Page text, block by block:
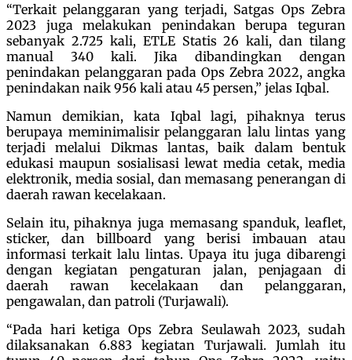
“Terkait pelanggaran yang terjadi, Satgas Ops Zebra
2023 juga melakukan penindakan berupa teguran
sebanyak 2.725 kali, ETLE Statis 26 kali, dan tilang
manual 340 kali. Jika dibandingkan dengan
penindakan pelanggaran pada Ops Zebra 2022, angka
penindakan naik 956 kali atau 45 persen,” jelas Iqbal.
Namun demikian, kata Iqbal lagi, pihaknya terus
berupaya meminimalisir pelanggaran lalu lintas yang
terjadi melalui Dikmas lantas, baik dalam bentuk
edukasi maupun sosialisasi lewat media cetak, media
elektronik, media sosial, dan memasang penerangan di
daerah rawan kecelakaan.
Selain itu, pihaknya juga memasang spanduk, leaflet,
sticker, dan billboard yang berisi imbauan atau
informasi terkait lalu lintas. Upaya itu juga dibarengi
dengan kegiatan pengaturan jalan, penjagaan di
daerah rawan kecelakaan dan pelanggaran,
pengawalan, dan patroli (Turjawali).
“Pada hari ketiga Ops Zebra Seulawah 2023, sudah
dilaksanakan 6.883 kegiatan Turjawali. Jumlah itu